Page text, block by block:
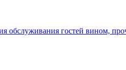
обслуживания гостей вином,